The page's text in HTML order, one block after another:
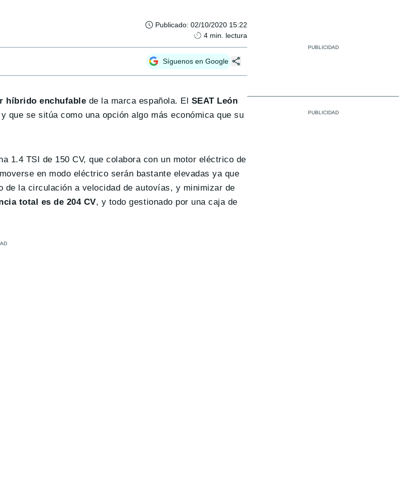
Publicado: 02/10/2020 15:22
4 min. lectura
Síguenos en Google
híbrido enchufable de la marca española. El SEAT León
que se sitúa como una opción algo más económica que su
1.4 TSI de 150 CV, que colabora con un motor eléctrico de
en modo eléctrico serán bastante elevadas ya que
la circulación a velocidad de autovías, y minimizar de
total es de 204 CV, y todo gestionado por una caja de